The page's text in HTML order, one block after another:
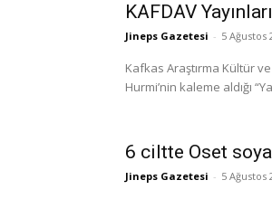
KAFDAV
Jineps Gazetesi - 5 Ağustos
Kafkas Araştırma Kültür
Hurmi’nin kaleme aldığı
6 ciltte Oset
Jineps Gazetesi - 5 Ağustos